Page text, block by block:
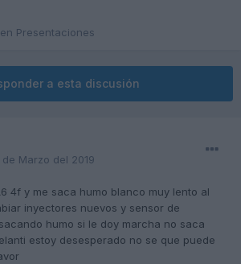
en Presentaciones
a esta discusión
de Marzo del 2019
4f y me saca humo blanco muy lento al
inyectores nuevos y sensor de
humo si le doy marcha no saca
estoy desesperado no se que puede